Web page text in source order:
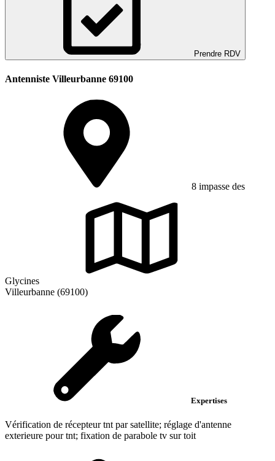
Prendre RDV
Antenniste Villeurbanne 69100
8 impasse des
Glycines
Villeurbanne (69100)
Expertises
Vérification de récepteur tnt par satellite; réglage d'antenne
exterieure pour tnt; fixation de parabole tv sur toit